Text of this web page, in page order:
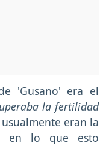
'Gusano' era el
la fertilidad
eran la
en lo que esto